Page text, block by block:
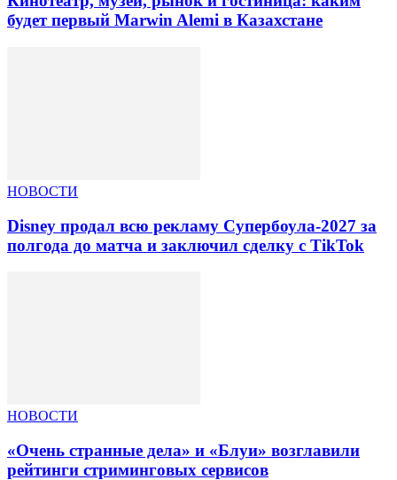
будет первый Marwin Alemi в Казахстане
НОВОСТИ
Disney продал всю рекламу Супербоула-2027 за
полгода до матча и заключил сделку с TikTok
НОВОСТИ
«Очень странные дела» и «Блуи» возглавили
рейтинги стриминговых сервисов